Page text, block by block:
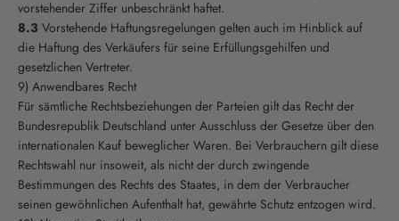
vorstehender Ziffer unbeschränkt haftet.
8.3 Vorstehende Haftungsregelungen gelten auch im Hinblick auf
die Haftung des Verkäufers für seine Erfüllungsgehilfen und
gesetzlichen Vertreter.
9) Anwendbares Recht
Für sämtliche Rechtsbeziehungen der Parteien gilt das Recht der
Bundesrepublik Deutschland unter Ausschluss der Gesetze über den
internationalen Kauf beweglicher Waren. Bei Verbrauchern gilt diese
Rechtswahl nur insoweit, als nicht der durch zwingende
Bestimmungen des Rechts des Staates, in dem der Verbraucher
seinen gewöhnlichen Aufenthalt hat, gewährte Schutz entzogen wird.